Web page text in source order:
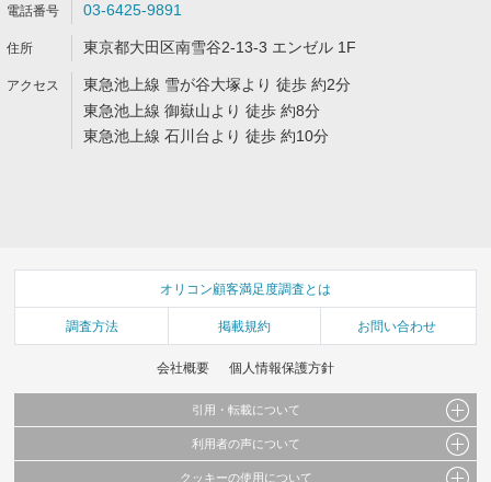
03-6425-9891
東京都大田区南雪谷2-13-3 エンゼル 1F
東急池上線 雪が谷大塚より 徒歩 約2分
東急池上線 御嶽山より 徒歩 約8分
東急池上線 石川台より 徒歩 約10分
オリコン顧客満足度調査とは
調査方法 掲載規約 お問い合わせ
会社概要 個人情報保護方針
引用・転載について
当サイトで公開されている情報（文字、写真、イラスト、画像データ等）及びこれらの配
利用者の声について
クッキーの使用について